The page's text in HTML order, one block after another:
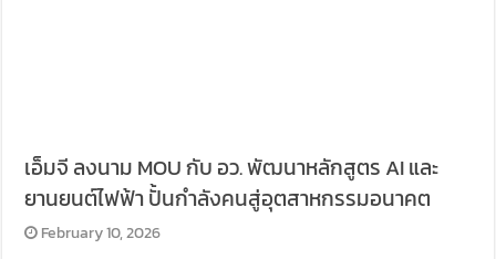
เอ็มจี ลงนาม MOU กับ อว. พัฒนาหลักสูตร AI และ
ยานยนต์ไฟฟ้า ปั้นกำลังคนสู่อุตสาหกรรมอนาคต
February 10, 2026